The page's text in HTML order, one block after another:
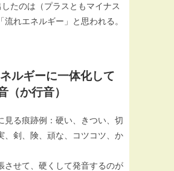
たのは（プラスともマイナス
流れエネルギー」と思われる。
ルギーに一体化して
（か行音）
見る痕跡例：硬い、きつい、切
、剣、険、頑な、コツコツ、か
させて、硬くして発音するのが